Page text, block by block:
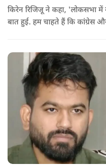
किरेन रिजिजू ने कहा, 'लोकसभा में
बात हुई. हम चाहते हैं कि कांग्रेस और